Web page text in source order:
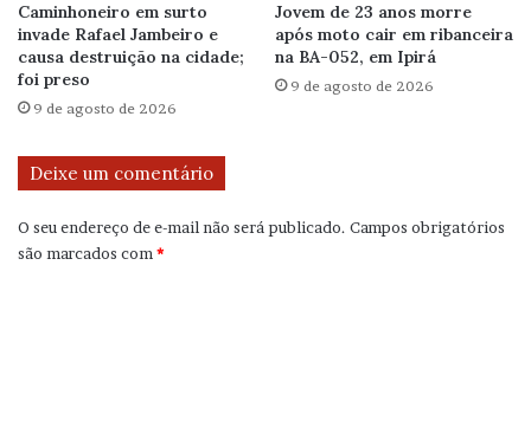
Caminhoneiro em surto
invade Rafael Jambeiro e
causa destruição na cidade;
foi preso
9 de agosto de 2026
Jovem de 23 anos morre
após moto cair em ribanceira
na BA-052, em Ipirá
9 de agosto de 2026
Deixe um comentário
O seu endereço de e-mail não será publicado. Campos obrigatórios
são marcados com*